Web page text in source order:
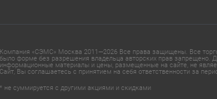
Компания «СЭМС» Москва 2011—2026 Все права защищены. Все
было форме без разрешения владельца авторских прав запрещено.
информационные материалы и цены, размещенные на сайте, не
Сайт, Вы соглашаетесь с принятием на себя ответственности за
* не суммируется с другими акциями и скидками